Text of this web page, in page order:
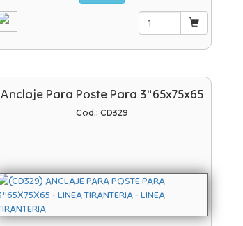
Anclaje Para Poste Para 3"65x75x65
Cod.: CD329